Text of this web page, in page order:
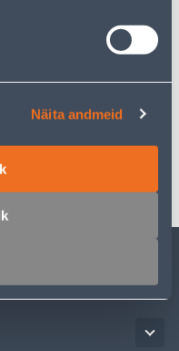
Näita andmeid